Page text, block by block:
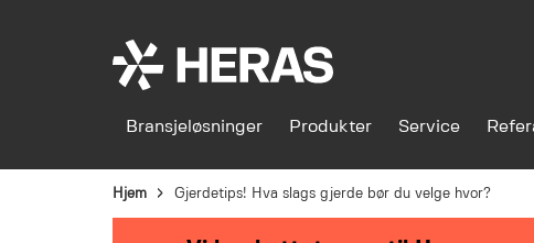
Bransjeløsninger Produkter Service
Hjem Gjerdetips! Hva slags gjerde bør du velge hvor?